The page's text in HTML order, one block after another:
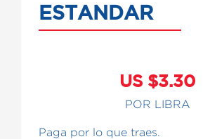
ESTANDAR
US $3.30
POR LIBRA
Paga por lo que traes.